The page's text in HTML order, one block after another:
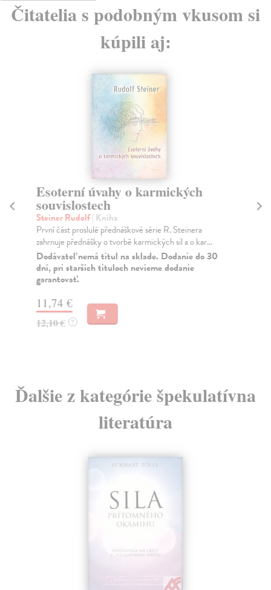
Čitatelia s podobným vkusom si
kúpili aj:
Esoterní úvahy o karmických
souvislostech
Steiner Rudolf| Kniha
První část proslulé přednáškové série R. Steinera
zahrnuje přednášky o tvorbě karmických sil a o kar...
Dodávateľ nemá titul na sklade. Dodanie do 30
dní, pri starších tituloch nevieme dodanie
garantovať.
11,74 €
12,10 € ?
Ďalšie z kategórie špekulatívna
literatúra